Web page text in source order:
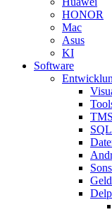
HONOR
Mac
Asus
KI
Software
SQL